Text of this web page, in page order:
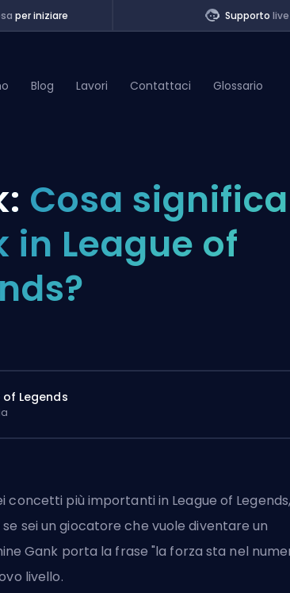
per iniziare Supporto live
Blog Lavori Contattaci Glossario
Cosa significa
in League of
of Legends
concetti più importanti in League of Legends,
sei un giocatore che vuole diventare un
Gank porta la frase "la forza sta nel
livello.